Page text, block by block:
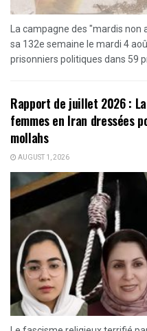
La campagne des "mardis
sa 132e semaine le mardi 4
prisonniers politiques dans 59
Rapport de juillet 2026 :
femmes en Iran dressées
mollahs
AUGUST 1, 2026